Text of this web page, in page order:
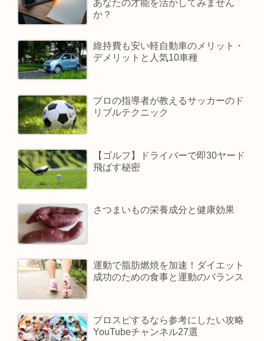
あなたの才能を活かしてみません
か？
維持費も安い軽自動車のメリット・
デメリットと人気10車種
プロの指導者が教えるサッカーのド
リブルテクニック
【ゴルフ】ドライバーで即30ヤード
飛ばす秘密
さつまいもの栄養成分と健康効果
運動で脂肪燃焼を加速！ダイエット
成功のための食事と運動のバランス
プロスピするなら参考にしたい攻略
YouTubeチャンネル27選